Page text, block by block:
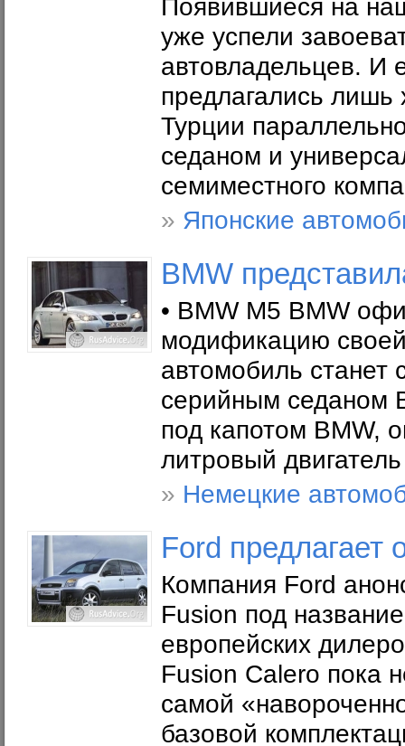
Появившиеся на
уже успели
автовладельцев. И
предлагались лишь
Турции
седаном и
семиместного
» Японские
BMW
• BMW M5 BMW
модификацию
автомобиль
серийным седаном
под капотом BMW,
литровый
» Немецкие
Ford
Компания Ford
Fusion под
европейских
Fusion Calero пока
самой
базовой